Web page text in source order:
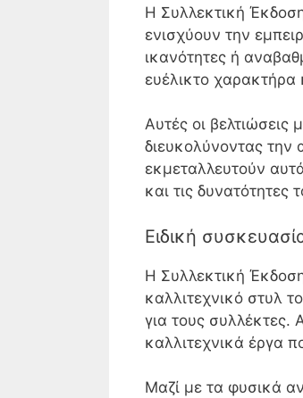
Η Συλλεκτική
ενισχύουν την
ικανότητες ή
ευέλικτο
Αυτές οι βελτιώσεις
διευκολύνοντας την
εκμεταλλευτούν
και τις δυνατότητες
Ειδική
Η Συλλεκτική
καλλιτεχνικό στυλ
για τους συλλέκτες.
καλλιτεχνικά έργα
Μαζί με τα φυσικά